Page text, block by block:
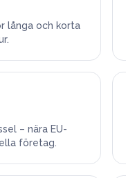
långa och korta
– nära EU-
företag.